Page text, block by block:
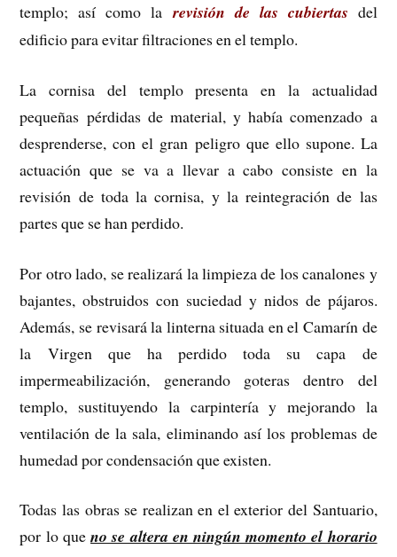
templo; así como larevisión de las cubiertas del
edificio para evitar filtraciones en el templo.
La cornisa del templo presenta en la actualidad
pequeñas pérdidas de material, y había comenzado a
desprenderse, con el gran peligro que ello supone. La
actuación que se va a llevar a cabo consiste en la
revisión de toda la cornisa, y la reintegración de las
partes que se han perdido.
Por otro lado, se realizará la limpieza de los canalones y
bajantes, obstruidos con suciedad y nidos de pájaros.
Además, se revisará la linterna situada en el Camarín de
la Virgen que ha perdido toda su capa de
impermeabilización, generando goteras dentro del
templo, sustituyendo la carpintería y mejorando la
ventilación de la sala, eliminando así los problemas de
humedad por condensación que existen.
Todas las obras se realizan en el exterior del Santuario,
por lo queno se altera en ningún momento el horario